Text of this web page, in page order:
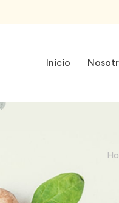
Inicio